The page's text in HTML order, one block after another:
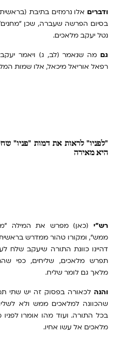
ודברים אלו נרמזים בתיבת
בסיום הפרשה שעברה, שכן
נטל יעקב מלאכים.
גם מה שנאמר (לב, ג) ויאמר
רפאל אוריאל מיכאל, אלו שמות
"לפניו" לראות את דמות "פניו"
היא מאירה
רש"י (כאן) מפרש את המילה
ממש", ומקורו טהור ממדרש
דהיינו כוונת התורה שיעקב שלח
תפרש מלאכים, שליחים, כפי
מלאך גם לומר שליח.
והנה לכאורה בפסוק זה יש שתי
שהכוונה למלאכים ממש ולא
בכל התורה. ועוד מהו אומרו
מלאכים אל עשו אחיו.